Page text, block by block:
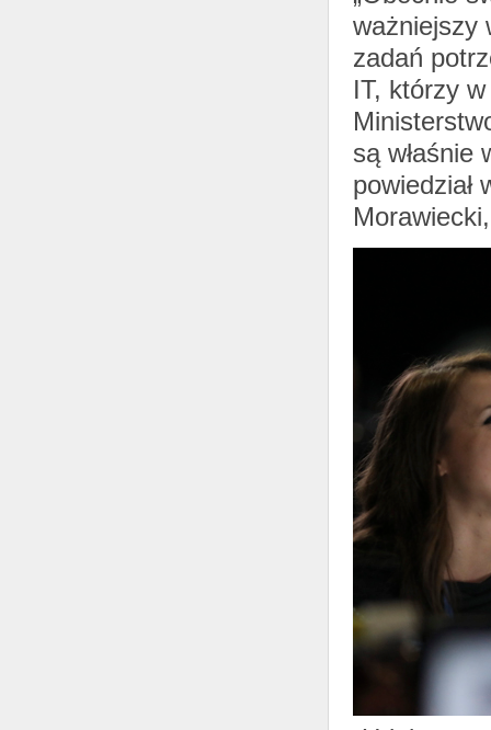
ważniejszy
zadań
IT, którzy
są właśnie
powiedział